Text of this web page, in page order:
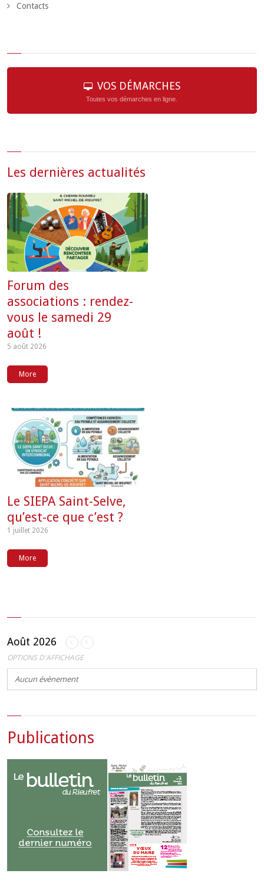
Contacts
VOS DÉMARCHES
Toutes vos démarches en ligne.
Les dernières actualités
Forum des
associations : rendez-
vous le samedi 29
août !
5 août 2026
More
Le SIEPA Saint-Selve,
qu’est-ce que c’est ?
1 juillet 2026
More
Août 2026
OPTIONS D'AFFICHAGE
Aucun évènement
Publications